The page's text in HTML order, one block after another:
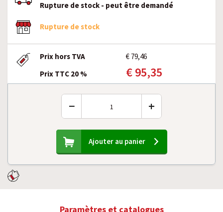
Rupture de stock - peut être demandé
Rupture de stock
Prix hors TVA
€ 79,46
Prix TTC 20 %
€ 95,35
− +
Ajouter au panier
Paramètres et catalogues